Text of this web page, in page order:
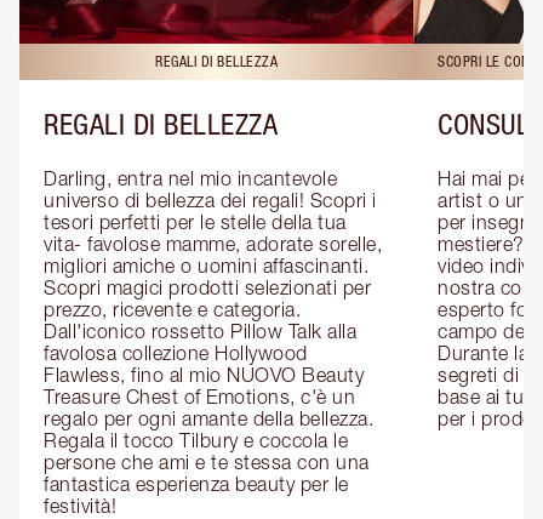
REGALI DI BELLEZZA
REGALI DI BELLEZZA
Darling, entra nel mio incantevole
universo di bellezza dei regali! Scopri i
tesori perfetti per le stelle della tua
vita- favolose mamme, adorate sorelle,
migliori amiche o uomini affascinanti.
Scopri magici prodotti selezionati per
prezzo, ricevente e categoria.
Dall'iconico rossetto Pillow Talk alla
favolosa collezione Hollywood
Flawless, fino al mio NUOVO Beauty
Treasure Chest of Emotions, c'è un
regalo per ogni amante della bellezza.
Regala il tocco Tilbury e coccola le
persone che ami e te stessa con una
fantastica esperienza beauty per le
festività!
SCOPRI LE
Hai mai
artist o un
per
mestiere?
video
nostra
esperto
campo del
Durante la
segreti di
base ai
per i